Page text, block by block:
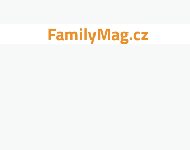
FamilyMag.cz